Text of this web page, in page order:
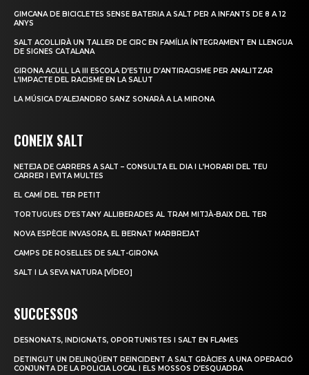
GIMCANA DE BICICLETES SENSE BATERIA A SALT PER A INFANTS DE 8 A 12
ANYS
SALT ACOLLIRÀ UN TALLER DE CIRC EN FAMÍLIA ÍNTEGRAMENT EN LLENGUA
DE SIGNES CATALANA
GIRONA ACULL LA III ESCOLA D’ESTIU D’ANTIRACISME PER ANALITZAR
L’IMPACTE DEL RACISME EN LA SALUT
LA MÚSICA D’ALEJANDRO SANZ SONARÀ A LA MIRONA
CONEIX SALT
NETEJA DE CARRERS A SALT – CONSULTA EL DIA I L’HORARI DEL TEU
CARRER I EVITA MULTES
EL CAMÍ DEL TER PETIT
TORTUGUES D’ESTANY ALLIBERADES AL TRAM MITJÀ-BAIX DEL TER
NOVA ESPÈCIE INVASORA, EL BERNAT MARBREJAT
CAMPS DE ROSELLES DE SALT-GIRONA
SALT I LA SEVA NATURA [VÍDEO]
SUCCESSOS
DESNONATS, INDIGNATS, OPORTUNISTES I SALT EN FLAMES
DETINGUT UN DELINQÜENT REINCIDENT A SALT GRÀCIES A UNA OPERACIÓ
CONJUNTA DE LA POLICIA LOCAL I ELS MOSSOS D’ESQUADRA